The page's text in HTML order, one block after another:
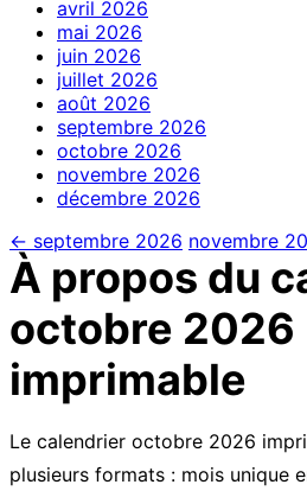
avril 2026
mai 2026
juin 2026
juillet 2026
août 2026
septembre 2026
octobre 2026
novembre 2026
décembre 2026
← septembre 2026 novembre
À propos du
octobre 2026
imprimable
Le calendrier octobre 2026
plusieurs formats : mois unique